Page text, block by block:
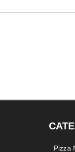
Pizza